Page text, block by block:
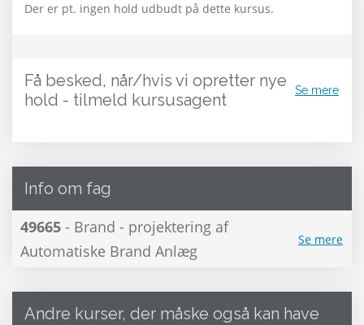
Der er pt. ingen hold udbudt på dette kursus.
Få besked, når/hvis vi opretter nye
hold - tilmeld kursusagent
Se mere
Info om fag
49665 - Brand - projektering af
Automatiske Brand Anlæg
Se mere
Andre kurser, der måske også kan have